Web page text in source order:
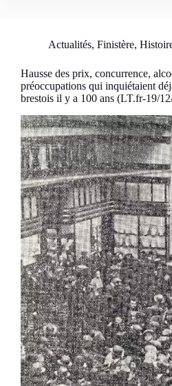
Actualités, Finistère,
Hausse des prix, concurrence,
préoccupations qui inquiétaient
brestois il y a 100 ans (LT.fr-19/